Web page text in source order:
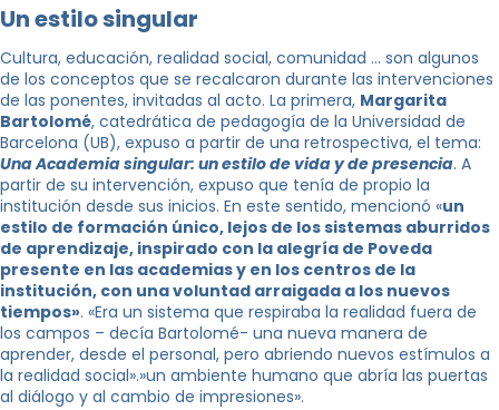
Un estilo singular
Cultura, educación, realidad social, comunidad … son algunos
de los conceptos que se recalcaron durante las intervenciones
de las ponentes, invitadas al acto. La primera, Margarita
Bartolomé, catedrática de pedagogía de la Universidad de
Barcelona (UB), expuso a partir de una retrospectiva, el tema:
Una Academia singular: un estilo de vida y de presencia. A
partir de su intervención, expuso que tenía de propio la
institución desde sus inicios. En este sentido, mencionó «un
estilo de formación único, lejos de los sistemas aburridos
de aprendizaje, inspirado con la alegría de Poveda
presente en las academias y en los centros de la
institución, con una voluntad arraigada a los nuevos
tiempos». «Era un sistema que respiraba la realidad fuera de
los campos – decía Bartolomé- una nueva manera de
aprender, desde el personal, pero abriendo nuevos estímulos a
la realidad social».»un ambiente humano que abría las puertas
al diálogo y al cambio de impresiones».